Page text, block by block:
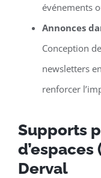
événements
Annonces
Conception
newsletters
renforcer
Supports
Derval